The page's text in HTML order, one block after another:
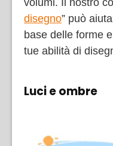
volumi. Il nostro
disegno” può
base delle forme
tue abilità di
Luci e ombre